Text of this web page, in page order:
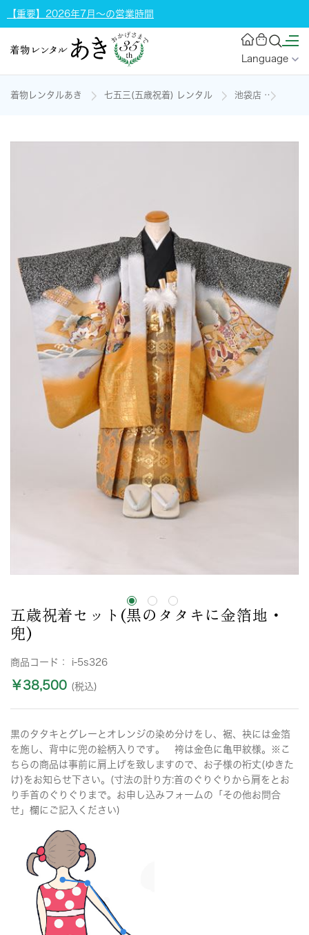
【重要】2026年7月～の営業時間
Language
着物レンタルあき 七五三(五歳祝着) レンタル 池袋店
五歳祝着セット(黒のタタキに金箔地・
兜)
商品コード： i-5s326
￥38,500 (税込)
黒のタタキとグレーとオレンジの染め分けをし、裾、袂には金箔
を施し、背中に兜の絵柄入りです。 袴は金色に亀甲紋様。※こ
ちらの商品は事前に肩上げを致しますので、お子様の裄丈(ゆきた
け)をお知らせ下さい。(寸法の計り方:首のぐりぐりから肩をとお
り手首のぐりぐりまで。お申し込みフォームの「その他お問合
せ」欄にご記入ください)